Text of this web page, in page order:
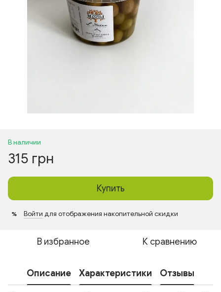
В наличии
315 грн
Купить
% Войти для отображения накопительной скидки
В избранное К сравнению
Описание Характеристики Отзывы